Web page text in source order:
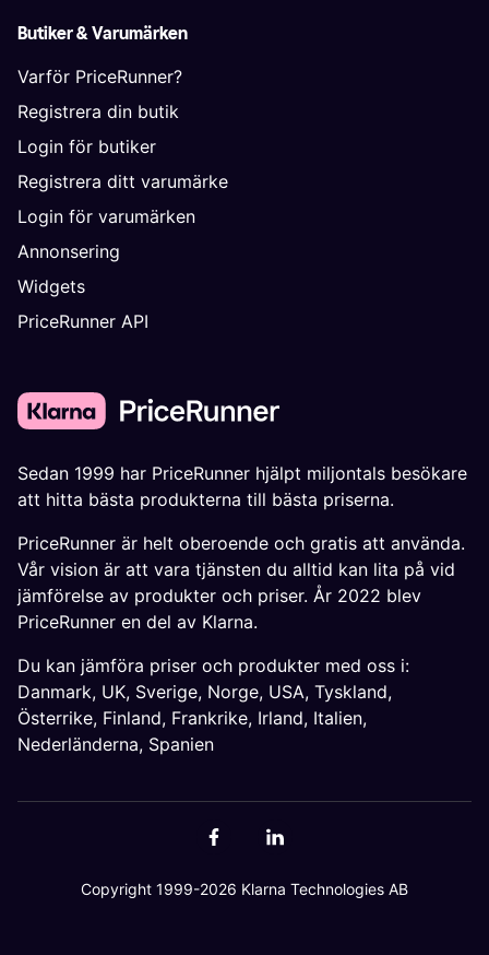
Butiker & Varumärken
Varför PriceRunner?
Registrera din butik
Login för butiker
Registrera ditt varumärke
Login för varumärken
Annonsering
Widgets
PriceRunner API
Sedan 1999 har PriceRunner hjälpt miljontals besökare
att hitta bästa produkterna till bästa priserna.
PriceRunner är helt oberoende och gratis att använda.
Vår vision är att vara tjänsten du alltid kan lita på vid
jämförelse av produkter och priser. År 2022 blev
PriceRunner en del av Klarna.
Du kan jämföra priser och produkter med oss i:
Danmark, UK, Sverige, Norge, USA, Tyskland,
Österrike, Finland, Frankrike, Irland, Italien,
Nederländerna, Spanien
Copyright 1999-2026 Klarna Technologies AB